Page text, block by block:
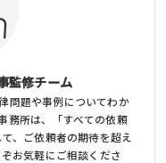
監修チーム
問題や事例についてわか
務所は、「すべての依頼
、ご依頼者の期待を超え
お気軽にご相談くださ